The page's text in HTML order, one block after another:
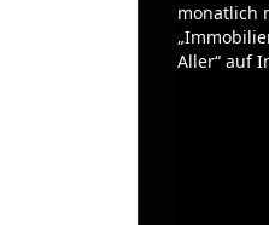
monatlich
Aller“ auf